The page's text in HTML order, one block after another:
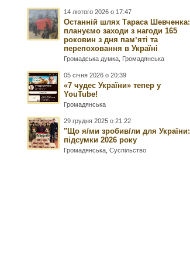
14 лютого 2026 о 17:47
Останній шлях Тараса Шевченка:
плануємо заходи з нагоди 165
роковин з дня памʼяті та
перепоховання в Україні
Громадська думка Громадянська
05 січня 2026 о 20:39
«7 чудес України» тепер у
YouTube!
Громадянська
29 грудня 2025 о 21:22
"Що я/ми зробив/ли для України:
підсумки 2026 року
Громадянська ,Суспільство